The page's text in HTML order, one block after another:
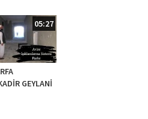
05:27
GEYLANİ
TANITIM